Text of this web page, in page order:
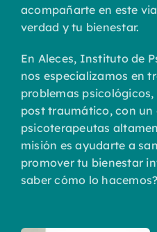
acompañarte en este
verdad y tu bienestar.
En Aleces, Instituto de
nos especializamos en
problemas
post traumático, con un
psicoterapeutas
misión es ayudarte a
promover tu bienestar
saber cómo lo